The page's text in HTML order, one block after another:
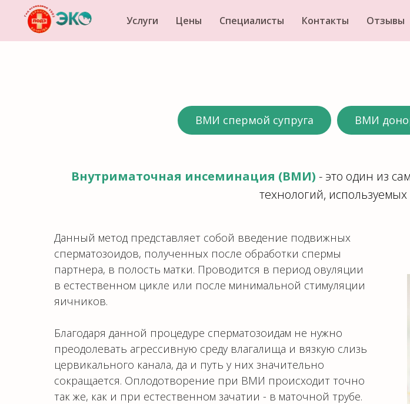
Услуги Цены Специалисты Контакты Отзывы
ВМИ спермой супруга ВМИ
Внутриматочная инсеминация (ВМИ) - это один из
технологий,
Данный метод представляет собой введение подвижных
сперматозоидов, полученных после обработки спермы
партнера, в полость матки. Проводится в период овуляции
в естественном цикле или после минимальной стимуляции
яичников.
Благодаря данной процедуре сперматозоидам не нужно
преодолевать агрессивную среду влагалища и вязкую слизь
цервикального канала, да и путь у них значительно
сокращается. Оплодотворение при ВМИ происходит точно
так же, как и при естественном зачатии - в маточной трубе.